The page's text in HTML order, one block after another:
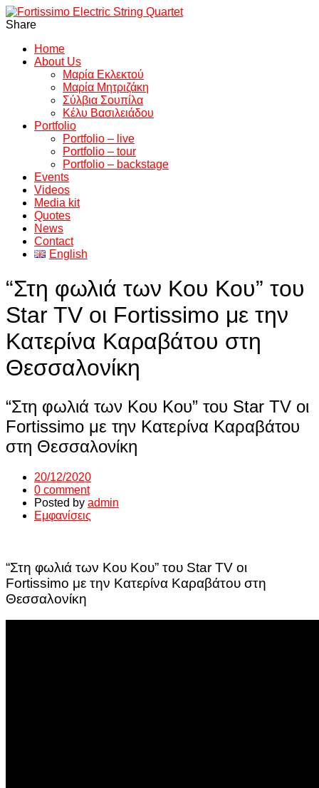
Share
Home
About Us
Μαρία Εκλεκτού
Μαρία Μητριζάκη
Σύλβια Σουπίλα
Κέλυ Βασιλειάδου
Portfolio
Portfolio – live
Portfolio – tour
Portfolio – backstage
Events
Videos
Media kit
Quotes
News
Contact
English
“Στη φωλιά των Κου Κου” του
Star TV οι Fortissimo με την
Κατερίνα Καραβάτου στη
Θεσσαλονίκη
“Στη φωλιά των Κου Κου” του Star TV οι
Fortissimo με την Κατερίνα Καραβάτου
στη Θεσσαλονίκη
20/12/2020
0 comment
Posted by admin
Εμφανίσεις
“Στη φωλιά των Κου Κου” του Star TV οι
Fortissimo με την Κατερίνα Καραβάτου στη
Θεσσαλονίκη